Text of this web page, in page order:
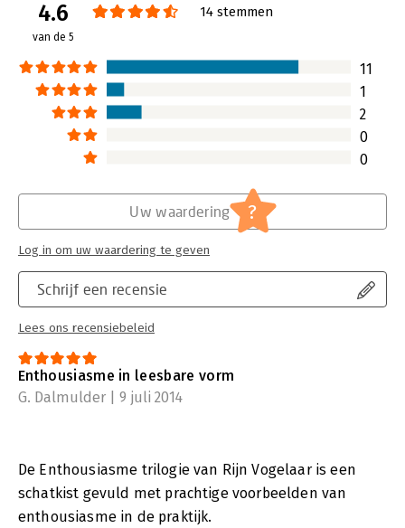
Daarom ben ik nieuwsgierig aan dit
boek begonnen. Om meteen met de
heeft me wederom weten te
inspireren.
4.6
van de 5
14 stemmen
11
1
2
0
0
Schrijf een recensie
Lees ons recensiebeleid
Uw waardering ?
Log in om uw waardering te geven
Enthousiasme in leesbare vorm
G. Dalmulder | 9 juli 2014
De Enthousiasme trilogie van Rijn Vogelaar is een
schatkist gevuld met prachtige voorbeelden van
enthousiasme in de praktijk.